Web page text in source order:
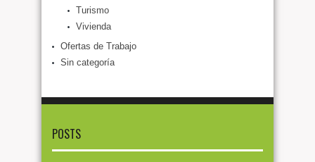
Turismo
Vivienda
Ofertas de Trabajo
Sin categoría
POSTS